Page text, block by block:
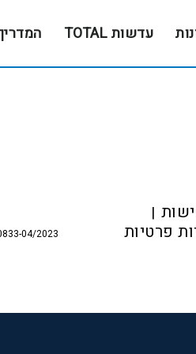
עדשות TOTAL
פרטיות
04/2023